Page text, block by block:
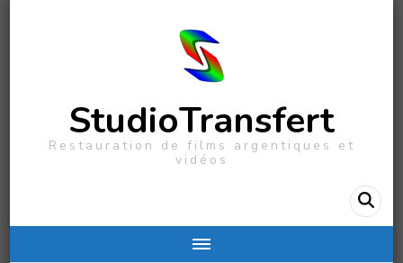
StudioTransfert
Restauration de films argentiques et
vidéos